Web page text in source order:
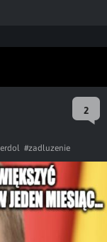
2
#zadluzenie